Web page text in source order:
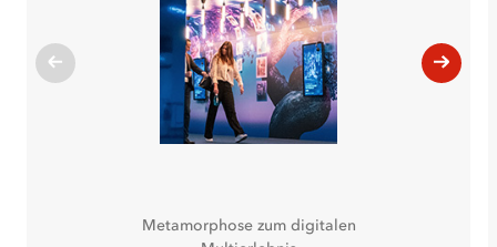
Metamorphose zum digitalen